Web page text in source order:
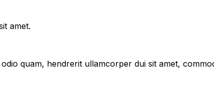
amet.
quam, hendrerit ullamcorper dui sit amet,